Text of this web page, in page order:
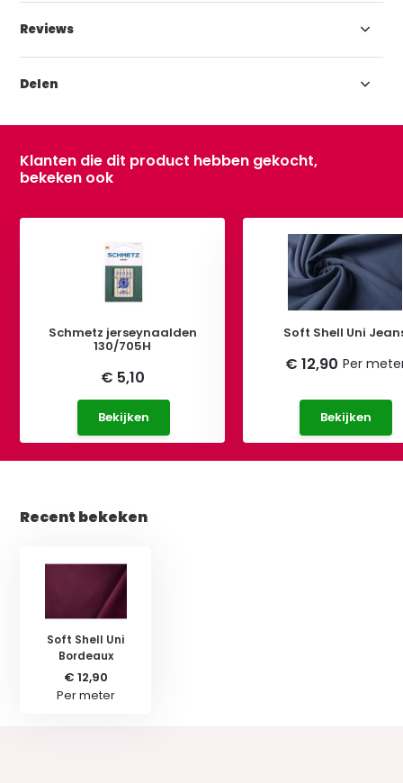
Reviews
Delen
Klanten die dit product hebben gekocht,
bekeken ook
Schmetz jerseynaalden
130/705H
€ 5,10
Bekijken
Soft Shell Uni
€ 12,90 Per
Bekijken
Recent bekeken
Soft Shell Uni
Bordeaux
€ 12,90
Per meter